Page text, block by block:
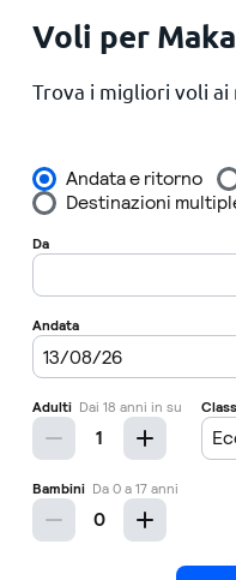
Le mie località
Voli per
Trova i migliori voli ai